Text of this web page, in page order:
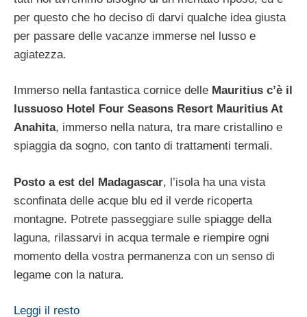
per questo che ho deciso di darvi qualche idea giusta
per passare delle vacanze immerse nel lusso e
agiatezza.
Immerso nella fantastica cornice delle Mauritius c’è il
lussuoso Hotel Four Seasons Resort Mauritius At
Anahita, immerso nella natura, tra mare cristallino e
spiaggia da sogno, con tanto di trattamenti termali.
Posto a est del Madagascar, l’isola ha una vista
sconfinata delle acque blu ed il verde ricoperta
montagne. Potrete passeggiare sulle spiagge della
laguna, rilassarvi in acqua termale e riempire ogni
momento della vostra permanenza con un senso di
legame con la natura.
Leggi il resto